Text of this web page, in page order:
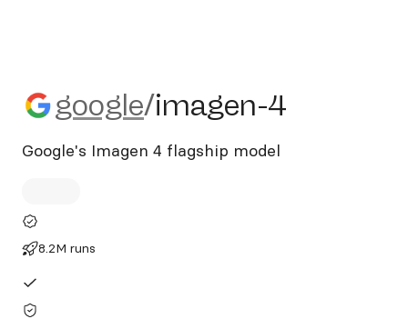
google/imagen-4
google/imagen-4
Google's Imagen 4 flagship model
8.2M runs